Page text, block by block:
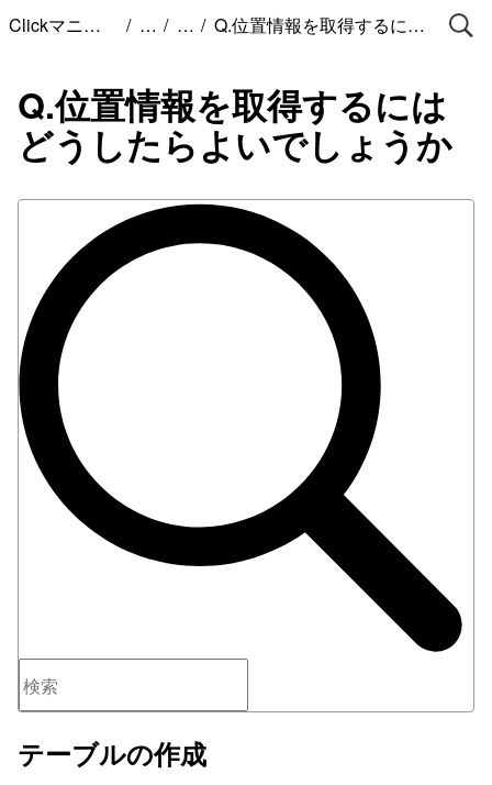
Clickマニュアル / / / Q.位置情報を取得するにはどうしたらよいでしょうか
Q.位置情報を取得するには
どうしたらよいでしょうか
テーブルの作成